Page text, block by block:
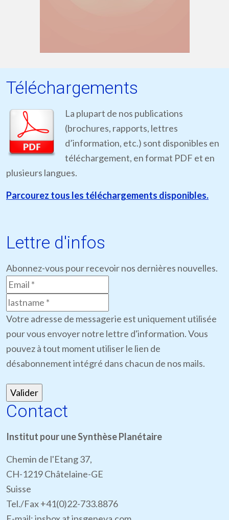
Téléchargements
La plupart de nos publications
(brochures, rapports, lettres
d’information, etc.) sont disponibles en
téléchargement, en format PDF et en
plusieurs langues.
Parcourez tous les téléchargements disponibles.
Lettre d'infos
Abonnez-vous pour recevoir nos dernières nouvelles.
Votre adresse de messagerie est uniquement utilisée
pour vous envoyer notre lettre d'information. Vous
pouvez à tout moment utiliser le lien de
désabonnement intégré dans chacun de nos mails.
Contact
Institut pour une Synthèse Planétaire
Chemin de l'Etang 37,
CH-1219 Châtelaine-GE
Suisse
Tel./Fax +41(0)22-733.8876